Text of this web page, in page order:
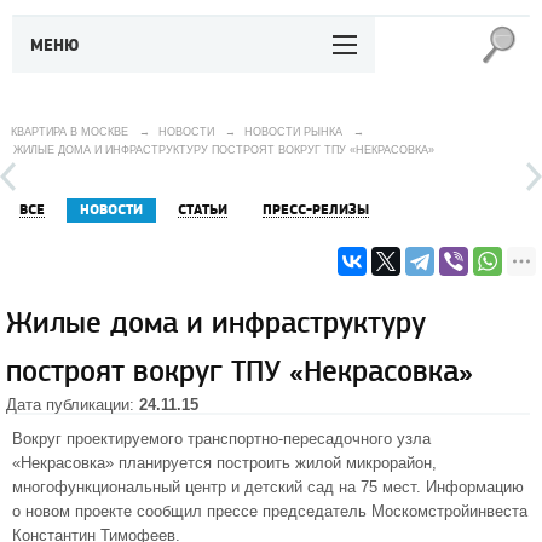
МЕНЮ
КВАРТИРА В МОСКВЕ → НОВОСТИ → НОВОСТИ РЫНКА
→
ЖИЛЫЕ ДОМА И ИНФРАСТРУКТУРУ ПОСТРОЯТ ВОКРУГ ТПУ «НЕКРАСОВКА»
ВСЕ НОВОСТИ СТАТЬИ ПРЕСС-РЕЛИЗЫ
Жилые дома и инфраструктуру
построят вокруг ТПУ «Некрасовка»
Дата публикации: 24.11.15
Вокруг проектируемого транспортно-пересадочного узла
«Некрасовка» планируется построить жилой микрорайон,
многофункциональный центр и детский сад на 75 мест. Информацию
о новом проекте сообщил прессе председатель Москомстройинвеста
Константин Тимофеев.